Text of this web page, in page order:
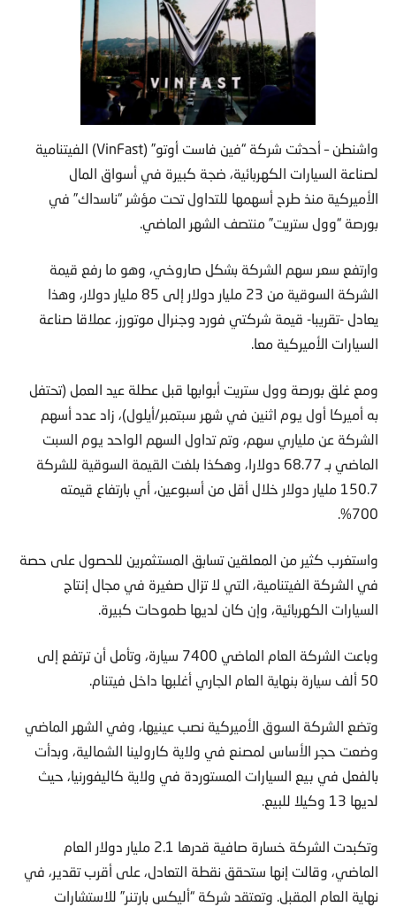
واشنطن – أحدثت شركة “فين فاست أوتو” (VinFast) الفيتنامية
لصناعة السيارات الكهربائية، ضجة كبيرة في أسواق المال
الأميركية منذ طرح أسهمها للتداول تحت مؤشر “ناسداك” في
بورصة “وول ستريت” منتصف الشهر الماضي.
وارتفع سعر سهم الشركة بشكل صاروخي، وهو ما رفع قيمة
الشركة السوقية من 23 مليار دولار إلى 85 مليار دولار، وهذا
يعادل -تقريبا- قيمة شركتي فورد وجنرال موتورز، عملاقا صناعة
السيارات الأميركية معا.
ومع غلق بورصة وول ستريت أبوابها قبل عطلة عيد العمل (تحتفل
به أميركا أول يوم اثنين في شهر سبتمبر/أيلول)، زاد عدد أسهم
الشركة عن ملياري سهم، وتم تداول السهم الواحد يوم السبت
الماضي بـ 68.77 دولارا، وهكذا بلغت القيمة السوقية للشركة
150.7 مليار دولار خلال أقل من أسبوعين، أي بارتفاع قيمته
700%.
واستغرب كثير من المعلقين تسابق المستثمرين للحصول على حصة
في الشركة الفيتنامية، التي لا تزال صغيرة في مجال إنتاج
السيارات الكهربائية، وإن كان لديها طموحات كبيرة.
وباعت الشركة العام الماضي 7400 سيارة، وتأمل أن ترتفع إلى
50 ألف سيارة بنهاية العام الجاري أغلبها داخل فيتنام.
وتضع الشركة السوق الأميركية نصب عينيها، وفي الشهر الماضي
وضعت حجر الأساس لمصنع في ولاية كارولينا الشمالية، وبدأت
بالفعل في بيع السيارات المستوردة في ولاية كاليفورنيا، حيث
لديها 13 وكيلا للبيع.
وتكبدت الشركة خسارة صافية قدرها 2.1 مليار دولار العام
الماضي، وقالت إنها ستحقق نقطة التعادل، على أقرب تقدير، في
نهاية العام المقبل. وتعتقد شركة “أليكس بارتنر” للاستشارات